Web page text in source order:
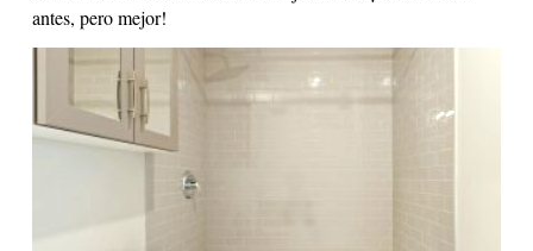
antes, pero mejor!